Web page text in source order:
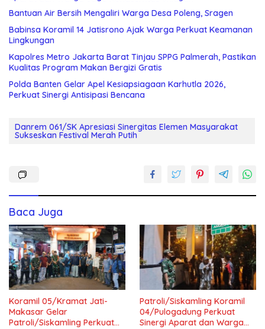
Bantuan Air Bersih Mengaliri Warga Desa Poleng, Sragen
Babinsa Koramil 14 Jatisrono Ajak Warga Perkuat Keamanan
Lingkungan
Kapolres Metro Jakarta Barat Tinjau SPPG Palmerah, Pastikan
Kualitas Program Makan Bergizi Gratis
Polda Banten Gelar Apel Kesiapsiagaan Karhutla 2026,
Perkuat Sinergi Antisipasi Bencana
Danrem 061/SK Apresiasi Sinergitas Elemen Masyarakat
Sukseskan Festival Merah Putih
Baca Juga
Koramil 05/Kramat Jati-
Makasar Gelar
Patroli/Siskamling Perkuat
Patroli/Siskamling Koramil
04/Pulogadung Perkuat
Sinergi Aparat dan Warga